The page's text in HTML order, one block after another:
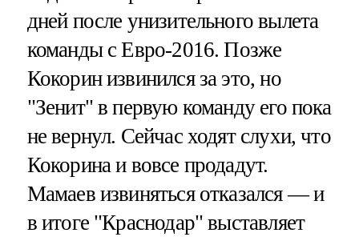
дней после унизительного вылета
команды с Евро-2016. Позже
Кокорин извинился за это, но
"Зенит" в первую команду его пока
не вернул. Сейчас ходят слухи, что
Кокорина и вовсе продадут.
Мамаев извиняться отказался — и
в итоге "Краснодар" выставляет